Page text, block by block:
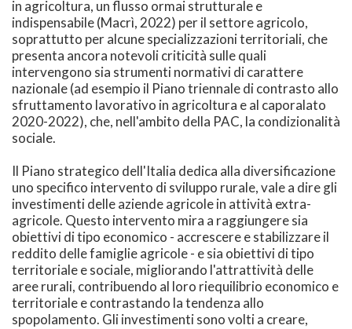
in agricoltura, un flusso ormai strutturale e
indispensabile (Macrì, 2022) per il settore agricolo,
soprattutto per alcune specializzazioni territoriali, che
presenta ancora notevoli criticità sulle quali
intervengono sia strumenti normativi di carattere
nazionale (ad esempio il Piano triennale di contrasto allo
sfruttamento lavorativo in agricoltura e al caporalato
2020-2022), che, nell'ambito della PAC, la condizionalità
sociale.
Il Piano strategico dell'Italia dedica alla diversificazione
uno specifico intervento di sviluppo rurale, vale a dire gli
investimenti delle aziende agricole in attività extra-
agricole. Questo intervento mira a raggiungere sia
obiettivi di tipo economico - accrescere e stabilizzare il
reddito delle famiglie agricole - e sia obiettivi di tipo
territoriale e sociale, migliorando l'attrattività delle
aree rurali, contribuendo al loro riequilibrio economico e
territoriale e contrastando la tendenza allo
spopolamento. Gli investimenti sono volti a creare,